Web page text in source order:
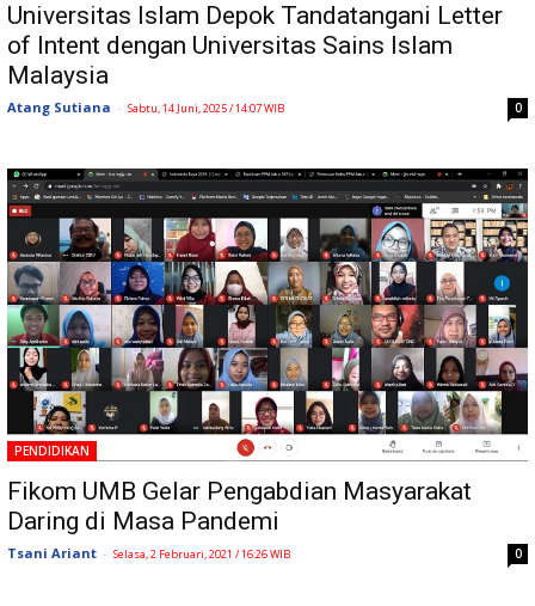
Universitas Islam Depok Tandatangani Letter
of Intent dengan Universitas Sains Islam
Malaysia
Atang Sutiana - Sabtu, 14 Juni, 2025 / 14:07 WIB 0
PENDIDIKAN
Fikom UMB Gelar Pengabdian Masyarakat
Daring di Masa Pandemi
Tsani Ariant - Selasa, 2 Februari, 2021 / 16:26 WIB 0